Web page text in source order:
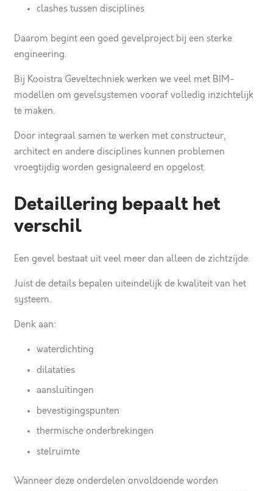
clashes tussen disciplines
Daarom begint een goed gevelproject bij een sterke
engineering.
Bij Kooistra Geveltechniek werken we veel met BIM-
modellen om gevelsystemen vooraf volledig inzichtelijk
te maken.
Door integraal samen te werken met constructeur,
architect en andere disciplines kunnen problemen
vroegtijdig worden gesignaleerd en opgelost.
Detaillering bepaalt het
verschil
Een gevel bestaat uit veel meer dan alleen de zichtzijde.
Juist de details bepalen uiteindelijk de kwaliteit van het
systeem.
Denk aan:
waterdichting
dilataties
aansluitingen
bevestigingspunten
thermische onderbrekingen
stelruimte
Wanneer deze onderdelen onvoldoende worden